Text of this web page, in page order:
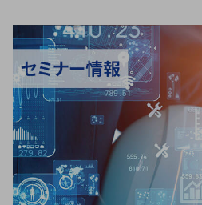
5G・Local 5G
ワイヤレス給電
ロボティクス（AI）
監視・セキュリティ
計測・検出
品質管理・検査
情報通信
民生
計測・測定・表示機器
ICTソリューション
あ行 か行
な行
は行
ら行
わ行
アルファベット順
A